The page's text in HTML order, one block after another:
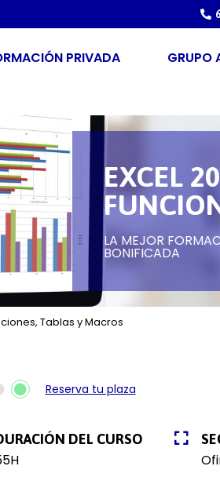
PRIVADA GRUPO
EXCEL
LA MEJOR
BONIFICADA
Tablas y Macros
Reserva tu plaza
DEL CURSO